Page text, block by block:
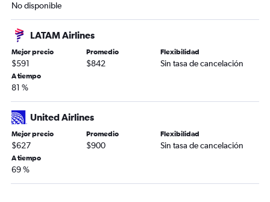
No disponible
LATAM Airlines
Mejor precio
$591
Promedio
$842
Flexibilidad
Sin tasa de cancelación
A tiempo
81 %
United Airlines
Mejor precio
$627
Promedio
$900
Flexibilidad
Sin tasa de cancelación
A tiempo
69 %